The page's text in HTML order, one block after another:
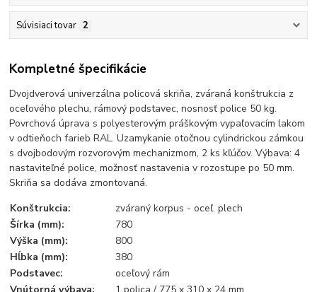
Súvisiaci tovar 2
Kompletné špecifikácie
Dvojdverová univerzálna policová skriňa, zváraná konštrukcia z
oceľového plechu, rámový podstavec, nosnosť police 50 kg.
Povrchová úprava s polyesterovým práškovým vypaľovacím lakom
v odtieňoch farieb RAL. Uzamykanie otočnou cylindrickou zámkou
s dvojbodovým rozvorovým mechanizmom, 2 ks kľúčov. Výbava: 4
nastaviteľné police, možnosť nastavenia v rozostupe po 50 mm.
Skriňa sa dodáva zmontovaná.
Konštrukcia:
zváraný korpus - oceľ. plech
Šírka (mm):
780
Výška (mm):
800
Hĺbka (mm):
380
Podstavec:
oceľový rám
Vnútorná výbava:
1 polica / 775 x 310 x 24 mm